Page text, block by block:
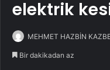
elektrik
MEHMET HAZBİN
Bir dakikadan az